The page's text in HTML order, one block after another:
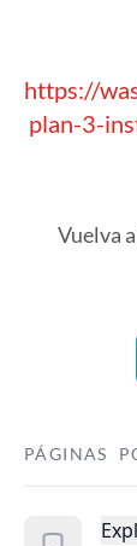
https://
plan-3-
Vuelva
PÁGINAS